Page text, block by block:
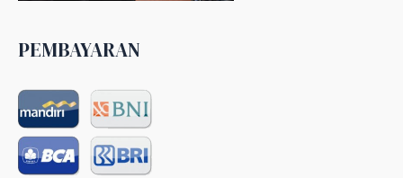
PEMBAYARAN